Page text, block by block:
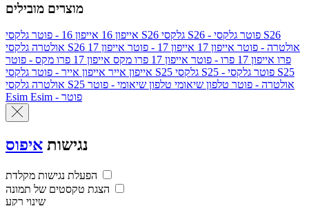
מוצרים מובילים
אייפון 16 אייפון 16 - פוטר גלקסי S26 גלקסי S26 - פוטר גלקסי S26
אולטרה
גלקסי S26 אולטרה - פוטר אייפון 17 אייפון 17 - פוטר
אייפון 17
פרו אייפון 17 פרו - פוטר אייפון 17 פרו מקס
אייפון 17 פרו מקס - פוטר
אייפון אייר אייפון אייר - פוטר גלקסי S25 גלקסי S25 - פוטר גלקסי S25
אולטרה
גלקסי S25 אולטרה - פוטר טלפון שיאומי טלפון שיאומי - פוטר
Esim
Esim - פוטר
נגישות איפוס
הפעלת נגישות מקלדת
הצגת טקסטים של תמונה
שינוי רקע